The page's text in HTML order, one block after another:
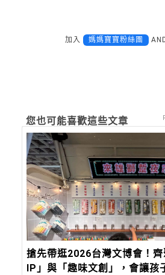
加入 媽媽寶寶粉絲團
您也可能喜歡這些文章
搶先帶逛2026台灣文博會！
IP」與「趣味文創」，會讓孩